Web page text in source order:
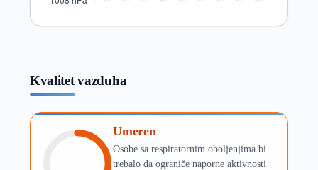
Kvalitet vazduha
Umeren
Osobe sa respiratornim oboljenjima bi
trebalo da ograniče naporne aktivnosti